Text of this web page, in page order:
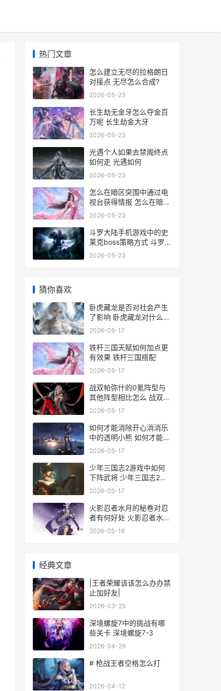
热门文章
怎么建立无尽的拉格朗日
对接点 无尽怎么合成?
2026-05-23
长生劫无金牙怎么夺金百
万呢 长生劫金大牙
2026-05-23
光遇个人如果去禁阁终点
如何走 光遇如何
2026-05-23
怎么在暗区突围中通过电
视台获得情报 怎么在暗区
突围开挂
2026-05-23
斗罗大陆手机游戏中的史
莱克boss策略方式 斗罗
大陆手机游戏下载
2026-05-23
猜你喜欢
卧虎藏龙是否对社会产生
了影响 卧虎藏龙对什么下
联
2026-05-17
铁杆三国天赋如何加点更
有效果 铁杆三国搭配
2026-05-17
战双帕弥什的0氪阵型与
其他阵型相比怎么 战双帕
弥什的工作室
2026-05-17
如何才能消除开心消消乐
中的透明小熊 如何才能消
除开心的情绪
2026-05-17
少年三国志2游戏中如何
下阵武将 少年三国志2游
戏下载
2026-05-17
火影忍者水月的秘卷对忍
者有何好处 火影忍者水月
的哥哥是谁
2026-05-18
经典文章
|王者荣耀该该怎么办办禁
止加好友|
2026-03-25
深境螺旋7中的挑战有哪
些关卡 深境螺旋7-3
2026-04-26
# 枪战王者空格怎么打
2026-04-12